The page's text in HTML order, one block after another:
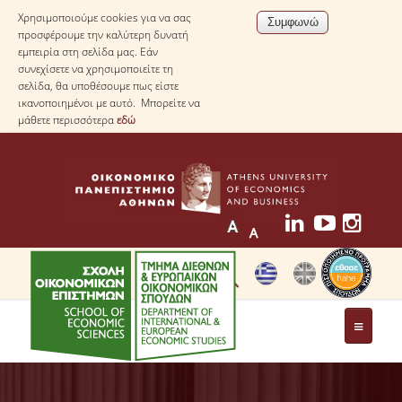
Χρησιμοποιούμε cookies για να σας
προσφέρουμε την καλύτερη δυνατή
εμπειρία στη σελίδα μας. Εάν
συνεχίσετε να χρησιμοποιείτε τη
σελίδα, θα υποθέσουμε πως είστε
ικανοποιημένοι με αυτό. Μπορείτε να
μάθετε περισσότεραεδώ
ΤΟ ΤΜΗΜΑ